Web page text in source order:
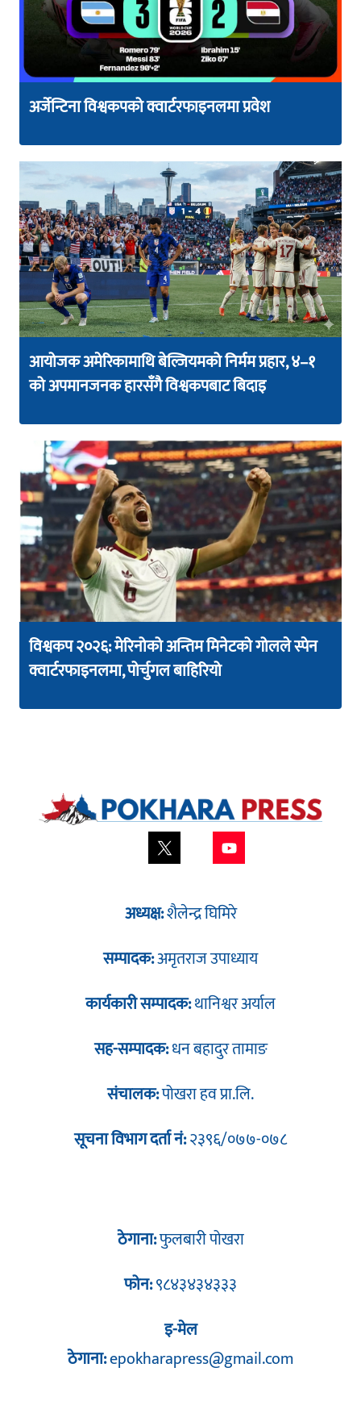
अर्जेन्टिना विश्वकपको क्वार्टरफाइनलमा प्रवेश
आयोजक अमेरिकामाथि बेल्जियमको निर्मम प्रहार, ४–१
को अपमानजनक हारसँगै विश्वकपबाट बिदाइ
विश्वकप २०२६: मेरिनोको अन्तिम मिनेटको गोलले स्पेन
क्वार्टरफाइनलमा, पोर्चुगल बाहिरियो
अध्यक्ष:शैलेन्द्र घिमिरे
सम्पादक:अमृतराज उपाध्याय
कार्यकारी सम्पादक:थानिश्वर अर्याल
सह-सम्पादक:धन बहादुर तामाङ
संचालक:पोखरा हव प्रा.लि.
सूचना विभाग दर्ता नं:२३९६/०७७-०७८
ठेगाना:फुलबारी पोखरा
फोन:९८४३४३४३३३
इ-मेल
ठेगाना:epokharapress@gmail.com